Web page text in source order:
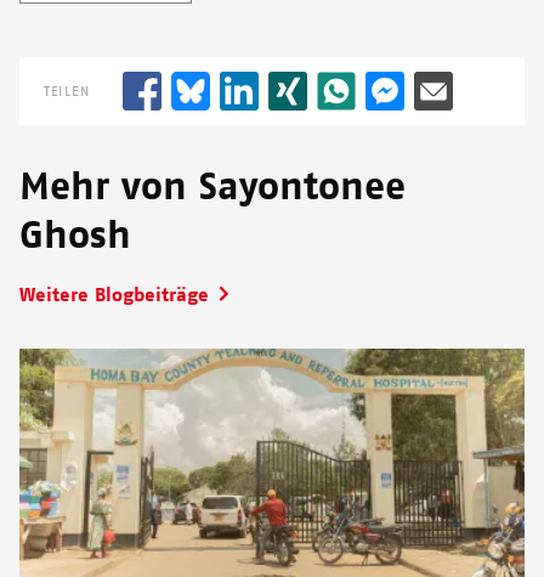
TEILEN
Mehr von Sayontonee
Ghosh
Weitere Blogbeiträge